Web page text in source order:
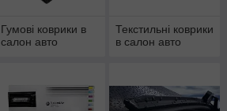
Гумові коврики в
салон авто
Текстильні коврики
в салон авто